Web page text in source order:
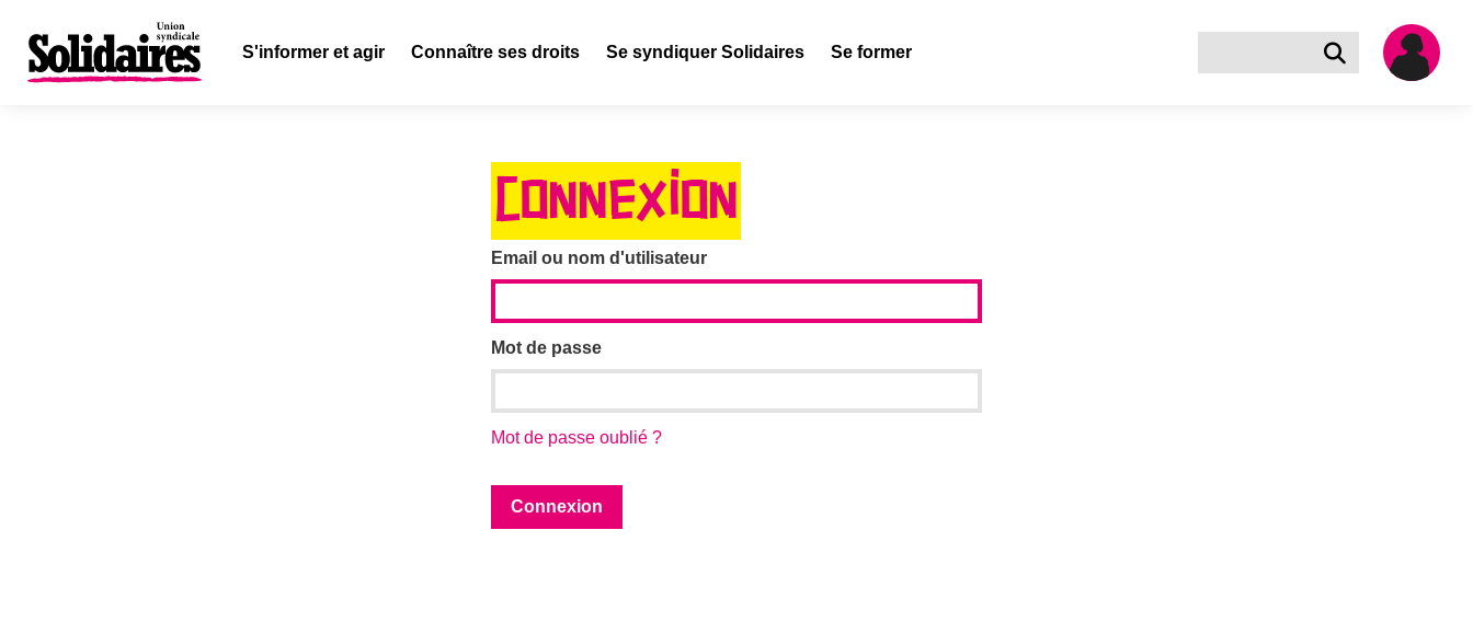
S'informer et agir Connaître ses droits Se syndiquer Solidaires Se former
CONNEXION
Email ou nom d'utilisateur
Mot de passe
Mot de passe oublié ?